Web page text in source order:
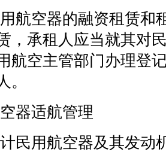
航空器的融资租赁和
，承租人应当就其对
航空主管部门办理登
。
器适航管理
民用航空器及其发动